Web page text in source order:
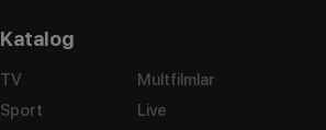
Katalog
TV
Sport
Multfilmlar
Live